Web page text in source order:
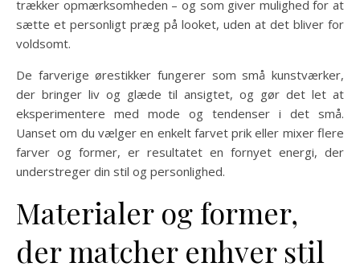
trækker opmærksomheden – og som giver mulighed for at
sætte et personligt præg på looket, uden at det bliver for
voldsomt.
De farverige ørestikker fungerer som små kunstværker,
der bringer liv og glæde til ansigtet, og gør det let at
eksperimentere med mode og tendenser i det små.
Uanset om du vælger en enkelt farvet prik eller mixer flere
farver og former, er resultatet en fornyet energi, der
understreger din stil og personlighed.
Materialer og former,
der matcher enhver stil